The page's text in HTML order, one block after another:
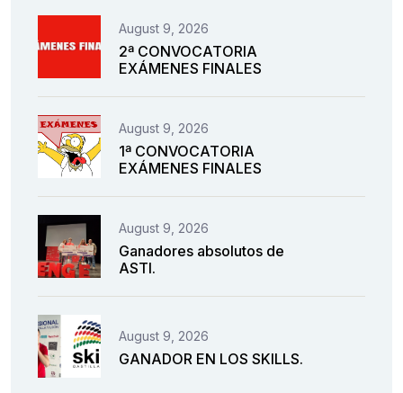
August 9, 2026
2ª CONVOCATORIA
EXÁMENES FINALES
August 9, 2026
1ª CONVOCATORIA
EXÁMENES FINALES
August 9, 2026
Ganadores absolutos de
ASTI.
August 9, 2026
GANADOR EN LOS SKILLS.